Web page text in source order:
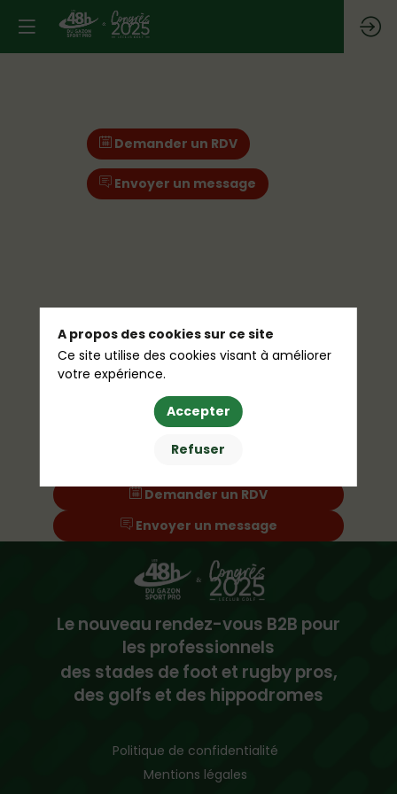
Demander un RDV
Envoyer un message
Demander un RDV
Envoyer un message
Le nouveau rendez-vous B2B pour
les professionnels
des stades de foot et rugby pros,
des golfs et des hippodromes
Politique de confidentialité
Mentions légales
A propos des cookies sur ce site
Ce site utilise des cookies visant à améliorer
votre expérience.
Accepter
Refuser